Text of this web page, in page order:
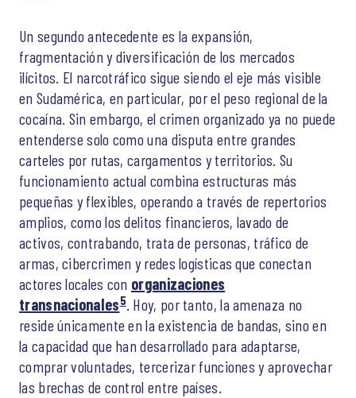
Un segundo antecedente es la expansión,
fragmentación y diversificación de los mercados
ilícitos. El narcotráfico sigue siendo el eje más visible
en Sudamérica, en particular, por el peso regional de la
cocaína. Sin embargo, el crimen organizado ya no puede
entenderse solo como una disputa entre grandes
carteles por rutas, cargamentos y territorios. Su
funcionamiento actual combina estructuras más
pequeñas y flexibles, operando a través de repertorios
amplios, como los delitos financieros, lavado de
activos, contrabando, trata de personas, tráfico de
armas, cibercrimen y redes logísticas que conectan
actores locales con organizaciones
transnacionales5. Hoy, por tanto, la amenaza no
reside únicamente en la existencia de bandas, sino en
la capacidad que han desarrollado para adaptarse,
comprar voluntades, tercerizar funciones y aprovechar
las brechas de control entre países.